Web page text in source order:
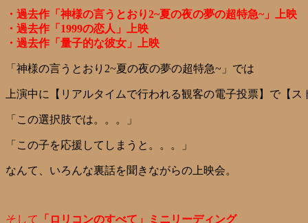
・過去作「神様の言うとおり2~夏の夜の夢の超特急~」上映
・過去作「1999の恋人」上映
・過去作「量子的な彼女」上映
「神様の言うとおり2~夏の夜の夢の超特急~」では
上演中に【リアルタイムで行われる観客の電子投票】で【
「この選択肢では。。。」
「この子を応援してしまうと。。。」
なんて、いろんな裏話を聞きながらの上映会。
そして 「ロリコンのすべて」ミニリーディング